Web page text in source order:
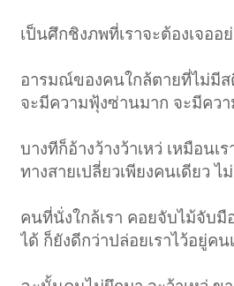
เป็นศึกชิงภพที่เราจะต้องเจออ
อารมณ์ของคนใกล้ตายที่ไม่มี
จะมีความฟุ้งซ่านมาก จะมีคว
บางทีก็อ้างว้างว้าเหว่ เหมือนเ
ทางสายเปลี่ยวเพียงคนเดียว ไ
คนที่นั่งใกล้เรา คอยจับไม้จับมื
ได้ ก็ยังดีกว่าปล่อยเราไว้อยู่คน